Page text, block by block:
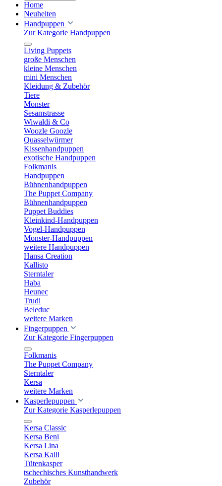
Home
Neuheiten
Handpuppen
Zur Kategorie Handpuppen
Living Puppets
große Menschen
kleine Menschen
mini Menschen
Kleidung & Zubehör
Tiere
Monster
Sesamstrasse
Wiwaldi & Co
Woozle Goozle
Quasselwürmer
Kissenhandpuppen
exotische Handpuppen
Folkmanis
Handpuppen
Bühnenhandpuppen
The Puppet Company
Bühnenhandpuppen
Puppet Buddies
Kleinkind-Handpuppen
Vogel-Handpuppen
Monster-Handpuppen
weitere Handpuppen
Hansa Creation
Kallisto
Sterntaler
Haba
Heunec
Trudi
Beleduc
weitere Marken
Fingerpuppen
Zur Kategorie Fingerpuppen
Folkmanis
The Puppet Company
Sterntaler
Kersa
weitere Marken
Kasperlepuppen
Zur Kategorie Kasperlepuppen
Kersa Classic
Kersa Beni
Kersa Lina
Kersa Kalli
Tütenkasper
tschechisches Kunsthandwerk
Zubehör